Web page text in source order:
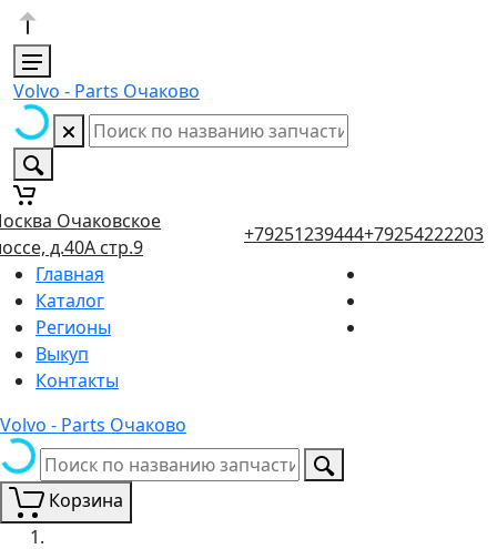
Volvo - Parts Очаково
Очаковское
д.40А стр.9
+79251239444+79254222203
Главная
Каталог
Регионы
Выкуп
Контакты
Volvo - Parts Очаково
Корзина